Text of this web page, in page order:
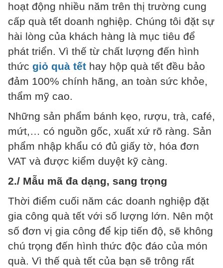
hoạt động nhiều năm trên thị trường cung
cấp quà tết doanh nghiệp. Chúng tôi đặt sự
hài lòng của khách hàng là mục tiêu để
phát triển. Vì thế từ chất lượng đến hình
thức giỏ quà tết hay hộp quà tết đều bảo
đảm 100% chính hãng, an toàn sức khỏe,
thẩm mỹ cao.
Những sản phẩm bánh kẹo, rượu, trà, café,
mứt,… có nguồn gốc, xuất xứ rõ ràng. Sản
phẩm nhập khẩu có đủ giấy tờ, hóa đơn
VAT và được kiểm duyệt kỹ càng.
2./ Mẫu mã đa dạng, sang trọng
Thời điểm cuối năm các doanh nghiệp đặt
gia công quà tết với số lượng lớn. Nên một
số đơn vị gia công để kịp tiến độ, sẽ không
chú trọng đến hình thức độc đáo của món
quà. Vì thế quà tết của bạn sẽ trông rất